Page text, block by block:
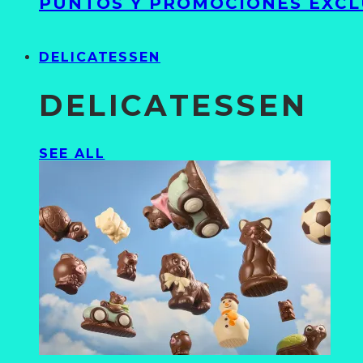
DELICATESSEN
DELICATESSEN
SEE ALL